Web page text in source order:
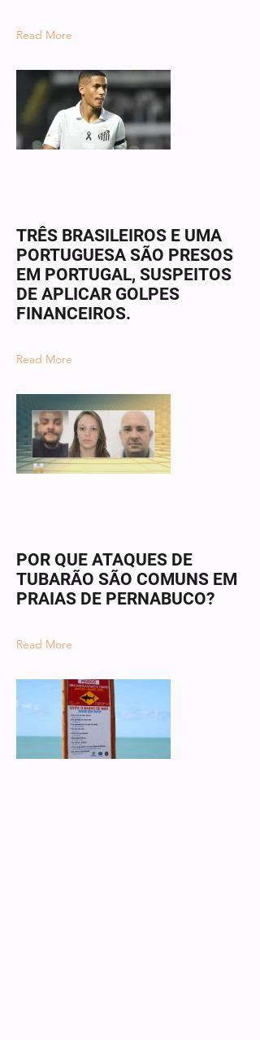
Read More
TRÊS BRASILEIROS E UMA
PORTUGUESA SÃO PRESOS
EM PORTUGAL, SUSPEITOS
DE APLICAR GOLPES
FINANCEIROS.
Read More
POR QUE ATAQUES DE
TUBARÃO SÃO COMUNS EM
PRAIAS DE PERNABUCO?
Read More